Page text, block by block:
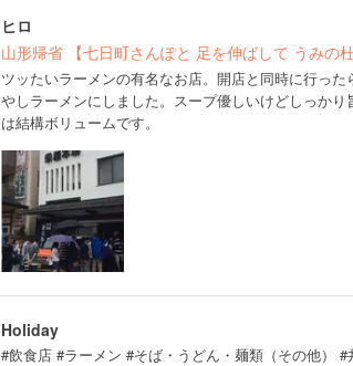
ヒロ
山形帰省 【七日町さんぽと 足を伸ばして うみの
ツッたいラーメンの有名なお店。開店と同時に行っ
やしラーメンにしました。スープ優しいけどしっか
は結構ボリュームです。
Holiday
#飲食店 #ラーメン #そば・うどん・麺類（その他） #